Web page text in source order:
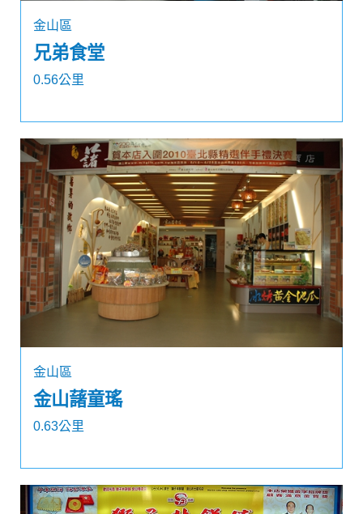
金山區
兄弟食堂
0.56公里
金山區
金山藷童瑤
0.63公里